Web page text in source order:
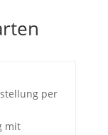
per
mit